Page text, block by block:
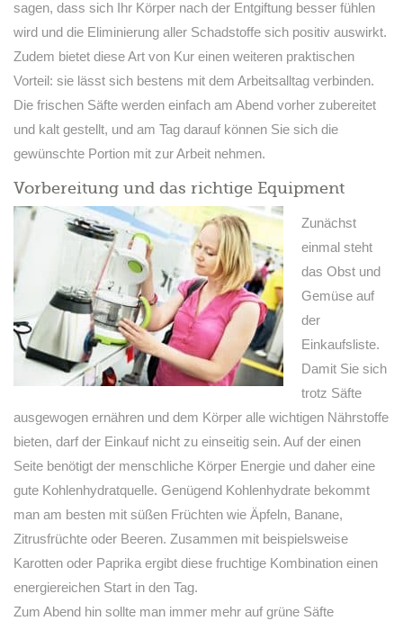
sagen, dass sich Ihr Körper nach der Entgiftung besser fühlen
wird und die Eliminierung aller Schadstoffe sich positiv auswirkt.
Zudem bietet diese Art von Kur einen weiteren praktischen
Vorteil: sie lässt sich bestens mit dem Arbeitsalltag verbinden.
Die frischen Säfte werden einfach am Abend vorher zubereitet
und kalt gestellt, und am Tag darauf können Sie sich die
gewünschte Portion mit zur Arbeit nehmen.
Vorbereitung und das richtige Equipment
Zunächst
einmal steht
das Obst und
Gemüse auf
der
Einkaufsliste.
Damit Sie sich
trotz Säfte
ausgewogen ernähren und dem Körper alle wichtigen Nährstoffe
bieten, darf der Einkauf nicht zu einseitig sein. Auf der einen
Seite benötigt der menschliche Körper Energie und daher eine
gute Kohlenhydratquelle. Genügend Kohlenhydrate bekommt
man am besten mit süßen Früchten wie Äpfeln, Banane,
Zitrusfrüchte oder Beeren. Zusammen mit beispielsweise
Karotten oder Paprika ergibt diese fruchtige Kombination einen
energiereichen Start in den Tag.
Zum Abend hin sollte man immer mehr auf grüne Säfte